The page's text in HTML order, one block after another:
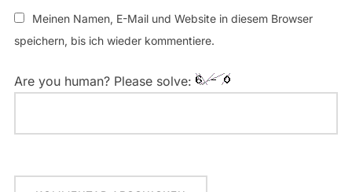
Meinen Namen, E-Mail und Website in diesem Browser
speichern, bis ich wieder kommentiere.
Are you human? Please solve: